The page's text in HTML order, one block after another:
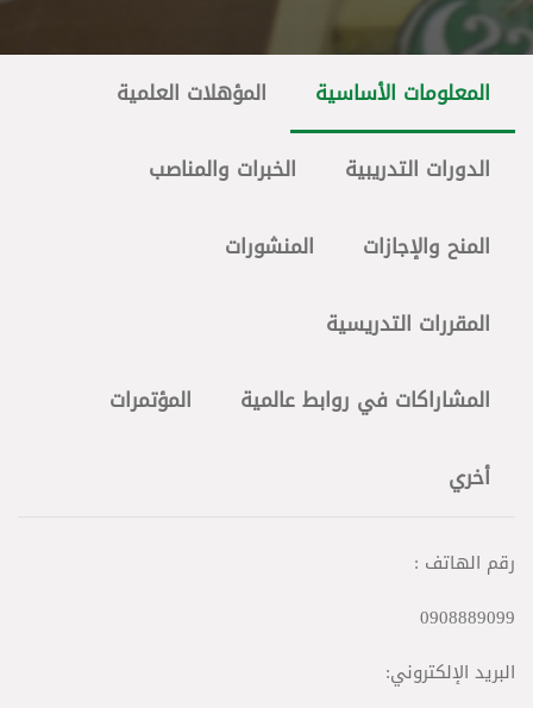
المعلومات الأساسية المؤهلات العلمية
الدورات التدريبية الخبرات والمناصب
المنح والإجازات المنشورات
المقررات التدريسية
المشاراكات في روابط عالمية المؤتمرات
أخري
رقم الهاتف :
0908889099
البريد الإلكتروني: